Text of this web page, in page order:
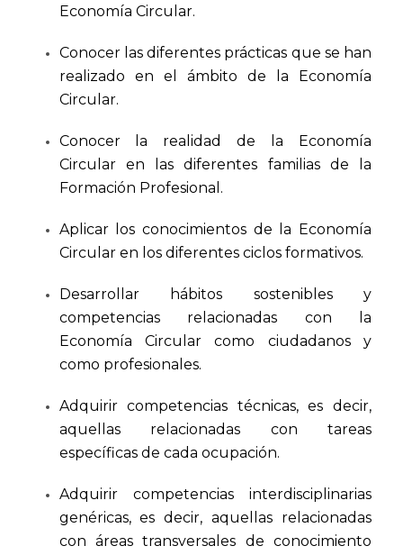
Economía Circular.
Conocer las diferentes prácticas que se han
realizado en el ámbito de la Economía
Circular.
Conocer la realidad de la Economía
Circular en las diferentes familias de la
Formación Profesional.
Aplicar los conocimientos de la Economía
Circular en los diferentes ciclos formativos.
Desarrollar hábitos sostenibles y
competencias relacionadas con la
Economía Circular como ciudadanos y
como profesionales.
Adquirir competencias técnicas, es decir,
aquellas relacionadas con tareas
específicas de cada ocupación.
Adquirir competencias interdisciplinarias
genéricas, es decir, aquellas relacionadas
con áreas transversales de conocimiento